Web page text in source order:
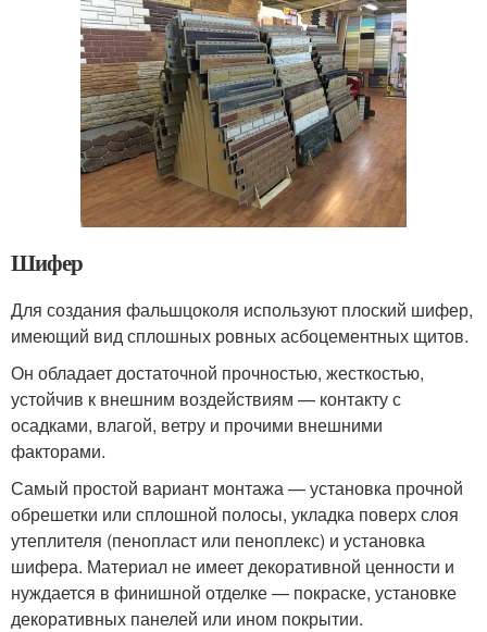
Шифер
Для создания фальшцоколя используют плоский шифер,
имеющий вид сплошных ровных асбоцементных щитов.
Он обладает достаточной прочностью, жесткостью,
устойчив к внешним воздействиям — контакту с
осадками, влагой, ветру и прочими внешними
факторами.
Самый простой вариант монтажа — установка прочной
обрешетки или сплошной полосы, укладка поверх слоя
утеплителя (пенопласт или пеноплекс) и установка
шифера. Материал не имеет декоративной ценности и
нуждается в финишной отделке — покраске, установке
декоративных панелей или ином покрытии.